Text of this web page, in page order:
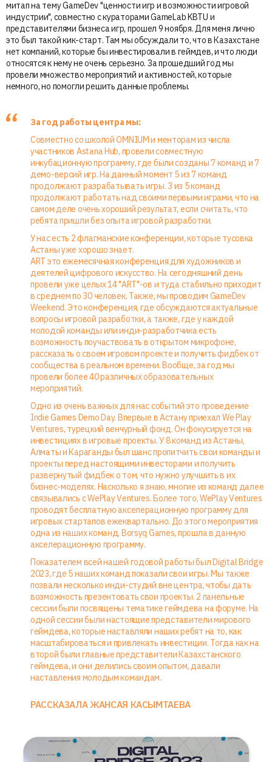
митап на тему GameDev "ценности игр и возможности игровой
индустрии", совместно с кураторами GameLab KBTU и
представителями бизнеса игр, прошел 9 ноября. Для меня лично
это был такой кик-старт. Там мы обсуждали то, что в Казахстане
нет компаний, которые бы инвестировали в геймдев, и что люди
относятся к нему не очень серьезно. За прошедший год мы
провели множество мероприятий и активностей, которые
немного, но помогли решить данные проблемы.
За год работы центра мы:
Совместно со школой OMNIUM и менторам из числа
участников Astana Hub, провели совместную
инкубационную программу, где были созданы 7 команд и 7
демо-версий игр. На данный момент 5 из 7 команд
продолжают разрабатывать игры. 3 из 5 команд
продолжают работать над своими первыми играми, что на
самом деле очень хороший результат, если считать, что
ребята пришли без опыта игровой разработки.
У нас есть 2 флагманские конференции, которые тусовка
Астаны уже хорошо знает.
ART это ежемесячная конференция для художников и
деятелей цифрового искусство. На сегодняшний день
провели уже целых 14 "ART"-ов и туда стабильно приходит
в среднем по 30 человек. Также, мы проводим GameDev
Weekend. Это конференция, где обсуждаются актуальные
вопросы игровой разработки, а также, где у каждой
молодой команды или инди-разработчика есть
возможность поучаствовать в открытом микрофоне,
рассказать о своем игровом проекте и получить фидбек от
сообщества в реальном времени. Вообще, за год мы
провели более 40 различных образовательных
мероприятий.
Одно из очень важных для нас событий это проведение
Indie Games Demo Day. Впервые в Астану приехал We Play
Ventures, турецкий венчурный фонд. Он фокусируется на
инвестициях в игровые проекты. У 8 команд из Астаны,
Алматы и Караганды был шанс пропитчить свои команды и
проекты перед настоящими инвесторами и получить
развернутый фидбек о том, что нужно улучшить в их
бизнес-моделях. Насколько я знаю, многие из команд далее
связывались с WePlay Ventures. Более того, WePlay Ventures
проводят бесплатную акселерационную программу для
игровых стартапов ежеквартально. До этого мероприятия
одна из наших команд, Borsyq Games, прошла в данную
акселерационную программу.
Показателем всей нашей годовой работы был Digital Bridge
2023, где 5 наших команд показали свои игры. Мы также
позвали несколько инди-студий вне центра, чтобы дать
возможность презентовать свои проекты. 2 панельные
сессии были посвящены тематике геймдева на форуме. На
одной сессии были настоящие представители мирового
геймдева, которые наставляли наших ребят на то, как
масштабироваться и привлекать инвестиции. Тогда как на
второй были главные представители Казахстанского
геймдева, и они делились своим опытом, давали
наставления молодым командам.
РАССКАЗАЛА ЖАНСАЯ КАСЫМТАЕВА